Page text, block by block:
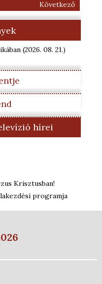
Következő
(2026. 08. 21.)
hírei
Krisztusban!
programja